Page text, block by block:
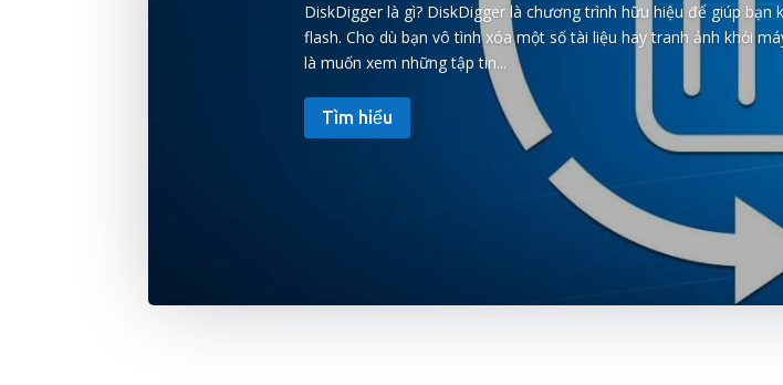
DiskDigger là gì? DiskDigger là chương trình hữu hiệu để giúp
flash. Cho dù bạn vô tình xóa một số tài liệu hay tranh ảnh khỏi
là muốn xem những tập tin...
Tìm hiểu